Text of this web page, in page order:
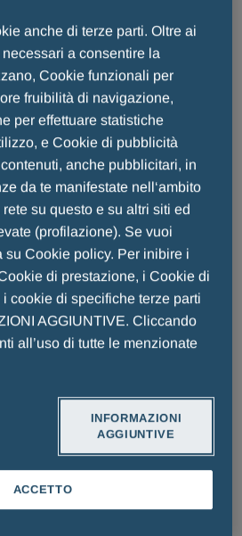
due giorni dedicati
che si concluderanno
di premiazione al
Musicale Fiorentino
premiazione 2025
2026:
anche di terze parti. Oltre ai
a consentire la
Cookie funzionali per
fruibilità di navigazione,
per effettuare statistiche
e Cookie di pubblicità
anche pubblicitari, in
da te manifestate nell‘ambito
su questo e su altri siti ed
(profilazione). Se vuoi
su Cookie policy. Per inibire i
di prestazione, i Cookie di
cookie di specifiche terze parti
AGGIUNTIVE. Cliccando
all’uso di tutte le menzionate
INFORMAZIONI
AGGIUNTIVE
ACCETTO